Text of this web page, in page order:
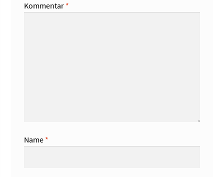
Kommentar *
Name *